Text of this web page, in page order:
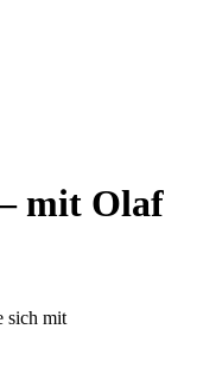
mit Olaf
sich mit